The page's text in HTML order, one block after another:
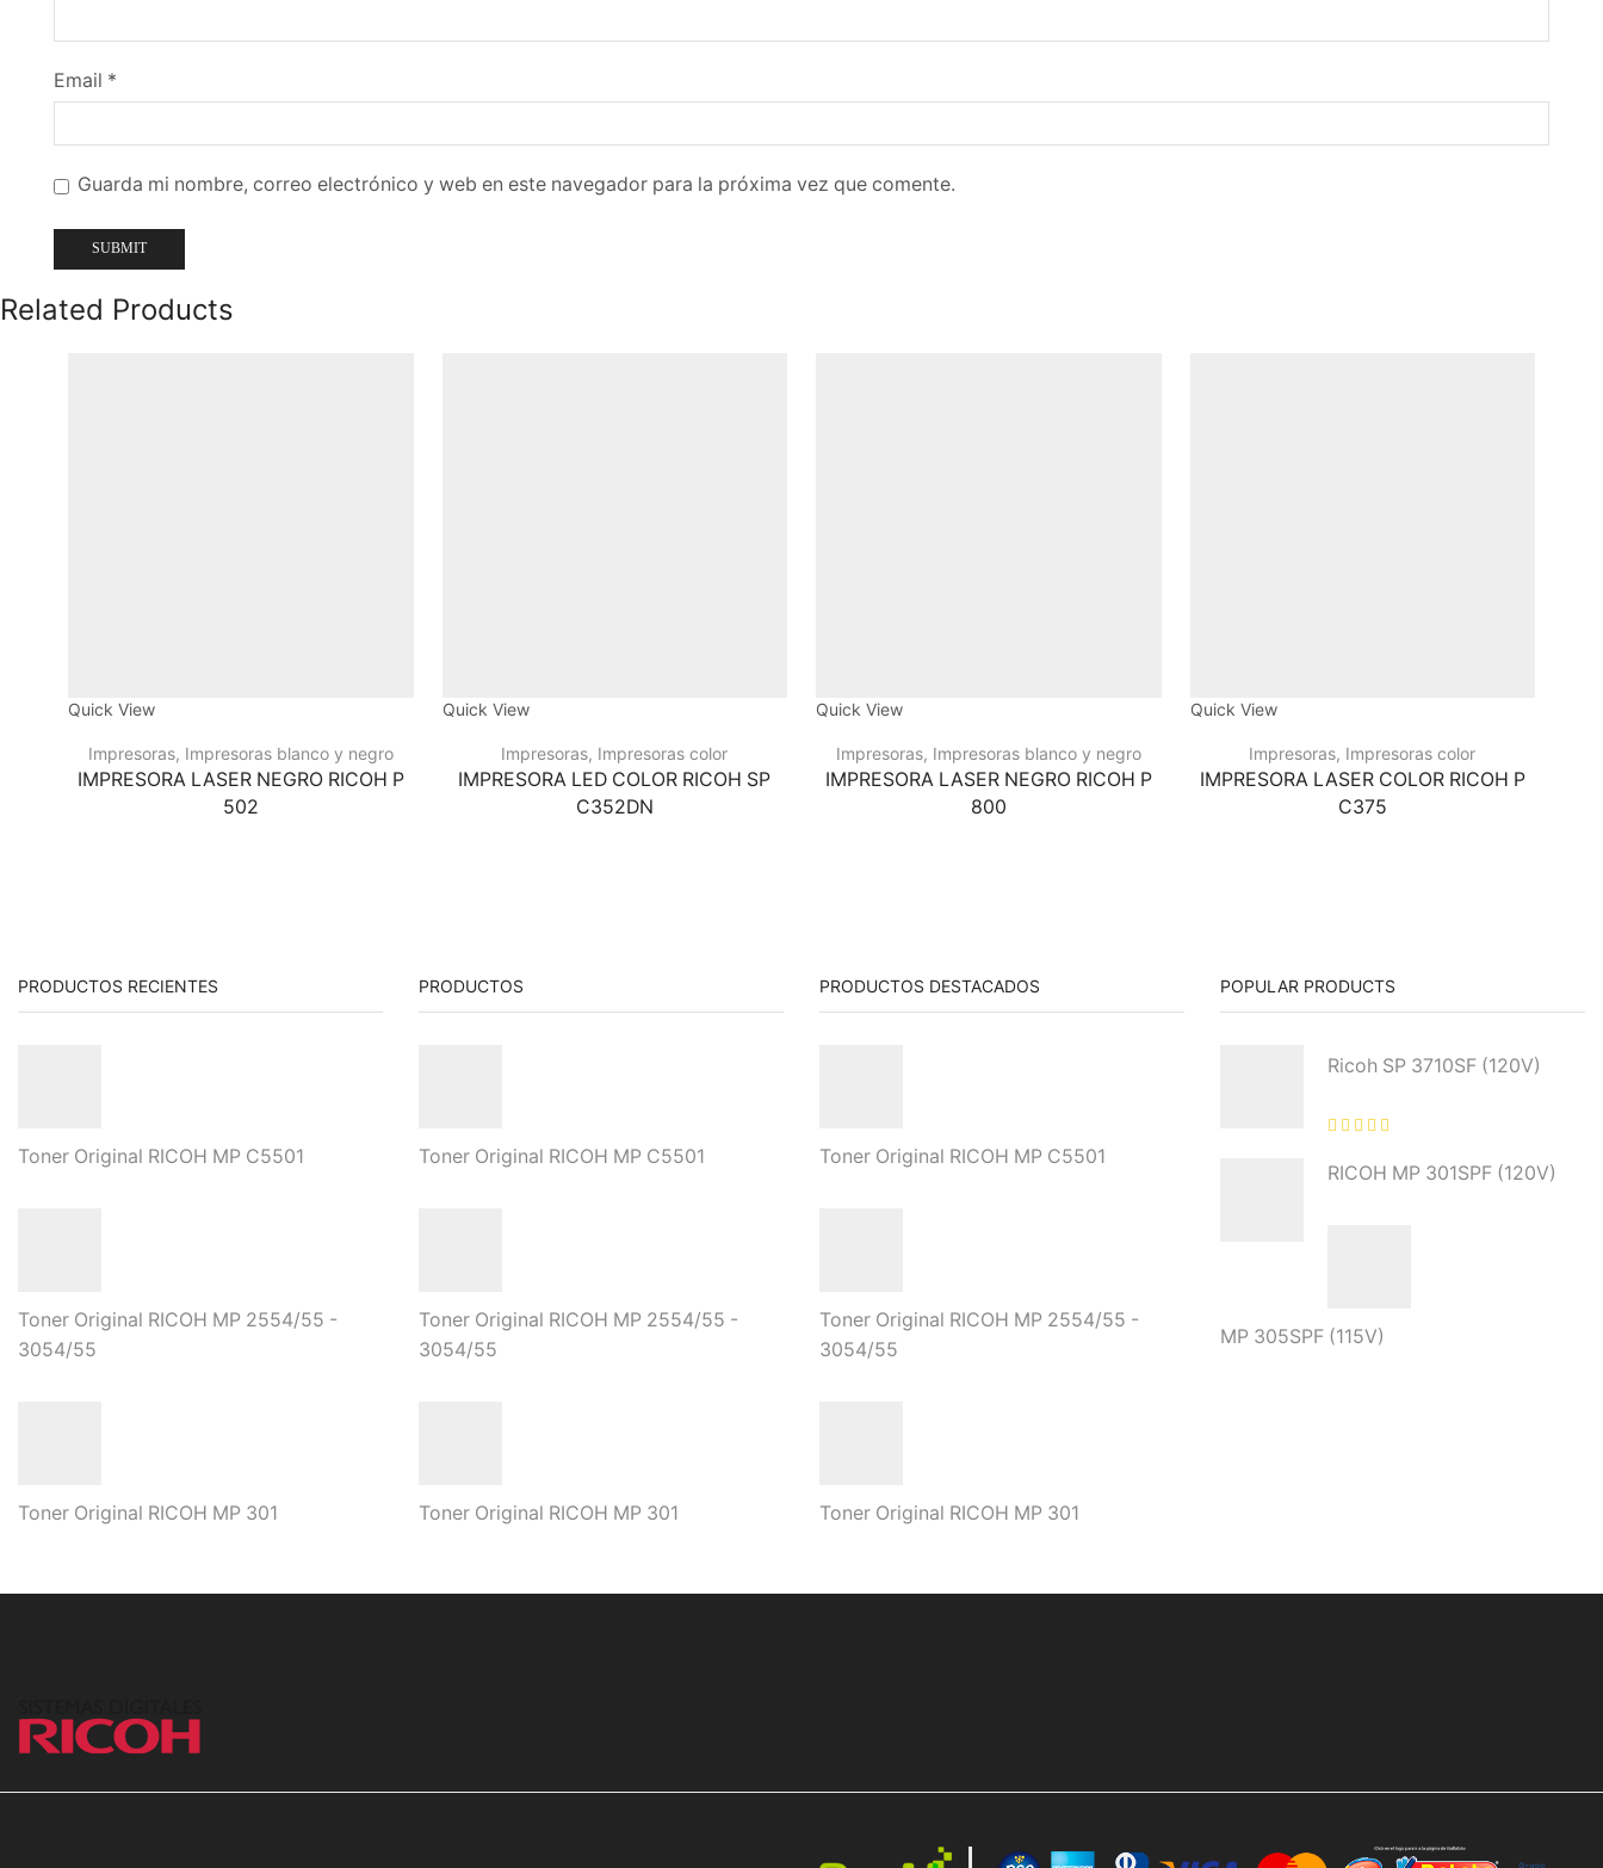
Email *
Guarda mi nombre, correo electrónico y web en este navegador para la próxima vez que comente.
Related Products
Quick View
Impresoras, Impresoras blanco y negro
IMPRESORA LASER NEGRO RICOH P
502
Quick View
Impresoras, Impresoras color
IMPRESORA LED COLOR RICOH SP
C352DN
Quick View
Impresoras, Impresoras blanco y negro
IMPRESORA LASER NEGRO RICOH P
800
Quick View
Impresoras, Impresoras color
IMPRESORA LASER COLOR RICOH P
C375
PRODUCTOS RECIENTES
Toner Original RICOH MP C5501
Toner Original RICOH MP 2554/55 -
3054/55
Toner Original RICOH MP 301
PRODUCTOS
Toner Original RICOH MP C5501
Toner Original RICOH MP 2554/55 -
3054/55
Toner Original RICOH MP 301
PRODUCTOS DESTACADOS
Toner Original RICOH MP C5501
Toner Original RICOH MP 2554/55 -
3054/55
Toner Original RICOH MP 301
POPULAR PRODUCTS
Ricoh SP 3710SF (120V)
RICOH MP 301SPF (120V)
MP 305SPF (115V)